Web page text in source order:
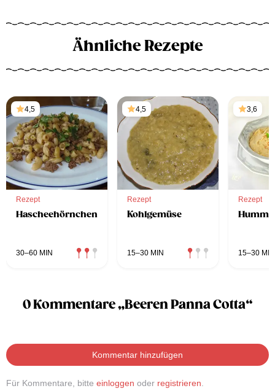
Ähnliche Rezepte
4,5
Rezept
Hascheehörnchen
30–60 MIN
4,5
Rezept
Kohlgemüse
15–30 MIN
3,6
Rezept
15–30 MIN
0 Kommentare „Beeren Panna Cotta“
Kommentar hinzufügen
Für Kommentare, bitte einloggen oder registrieren